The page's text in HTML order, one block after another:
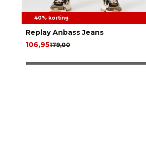
40% korting
Replay Anbass Jeans
179,00
106,95